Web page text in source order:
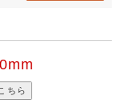
ちら